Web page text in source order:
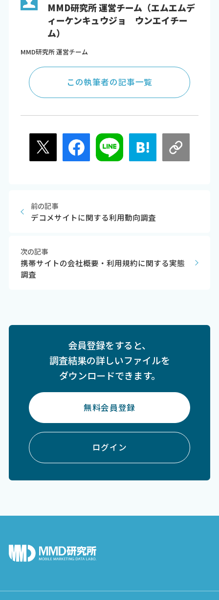
MMD研究所 運営チーム（エムエムデ
ィーケンキュウジョ ウンエイチー
ム）
MMD研究所 運営チーム
この執筆者の記事一覧
前の記事
デコメサイトに関する利用動向調査
次の記事
携帯サイトの会社概要・利用規約に関する実態
調査
会員登録をすると、
調査結果の詳しいファイルを
ダウンロードできます。
無料会員登録
ログイン